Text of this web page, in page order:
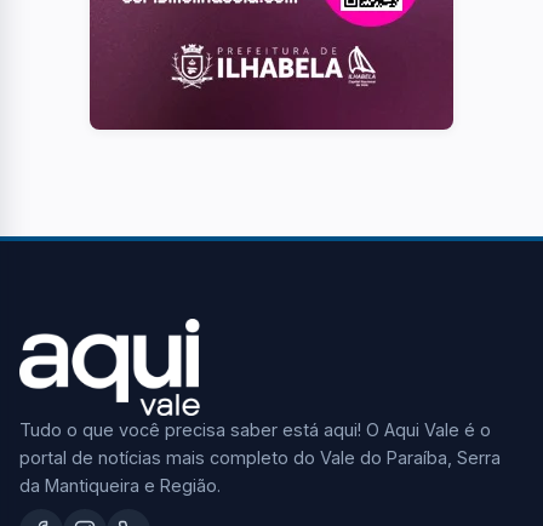
Tudo o que você precisa saber está aqui! O Aqui Vale é o
portal de notícias mais completo do Vale do Paraíba, Serra
da Mantiqueira e Região.